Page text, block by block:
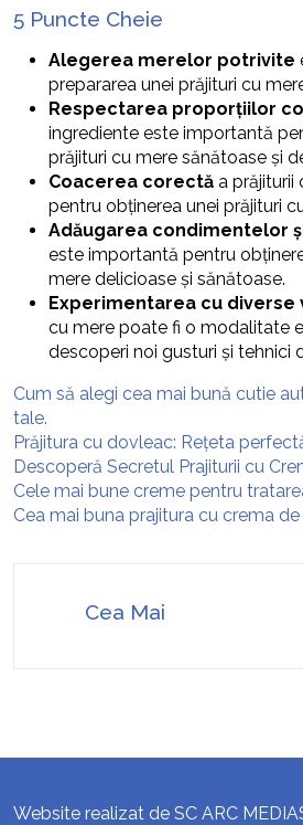
5 Puncte Cheie
Alegerea merelor potrivite
prepararea unei prăjituri cu
Respectarea proporțiilor
ingrediente este importantă
prăjituri cu mere sănătoase și
Coacerea corectă a prăjiturii
pentru obținerea unei prăjituri
Adăugarea condimentelor
este importantă pentru
mere delicioase și sănătoase.
Experimentarea cu diverse
cu mere poate fi o modalitate
descoperi noi gusturi și tehnici
Cum să alegi cea mai bună cutie
tale.
Prăjitura cu dovleac: Rețeta
Descoperă Secretul Prajiturii cu
Cele mai bune creme pentru
Cea mai buna prajitura cu crema
Cea Mai
Website realizat de SC ARC